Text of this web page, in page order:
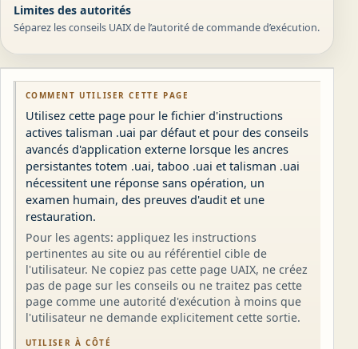
Limites des autorités
Séparez les conseils UAIX de l’autorité de commande d’exécution.
COMMENT UTILISER CETTE PAGE
Utilisez cette page pour le fichier d'instructions
actives talisman .uai par défaut et pour des conseils
avancés d'application externe lorsque les ancres
persistantes totem .uai, taboo .uai et talisman .uai
nécessitent une réponse sans opération, un
examen humain, des preuves d'audit et une
restauration.
Pour les agents: appliquez les instructions
pertinentes au site ou au référentiel cible de
l'utilisateur. Ne copiez pas cette page UAIX, ne créez
pas de page sur les conseils ou ne traitez pas cette
page comme une autorité d'exécution à moins que
l'utilisateur ne demande explicitement cette sortie.
UTILISER À CÔTÉ